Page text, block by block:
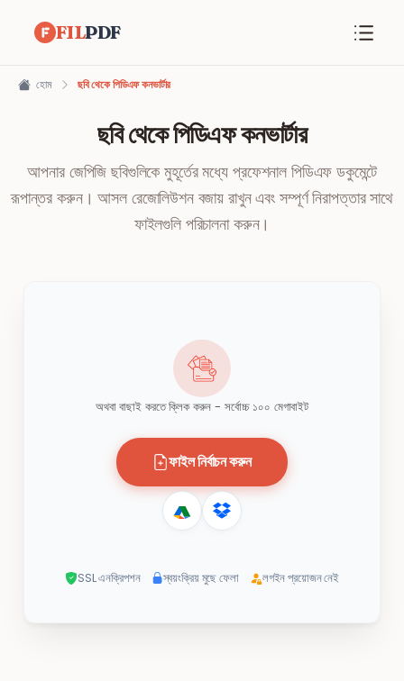
FILPDF
হোম ছবি থেকে পিডিএফ কনভার্টার
ছবি থেকে পিডিএফ কনভার্টার
আপনার জেপিজি ছবিগুলিকে মুহূর্তের মধ্যে প্রফেশনাল পিডিএফ ডকুমেন্টে
রূপান্তর করুন। আসল রেজোলিউশন বজায় রাখুন এবং সম্পূর্ণ নিরাপত্তার সাথে
ফাইলগুলি পরিচালনা করুন।
অথবা বাছাই করতে ক্লিক করুন - সর্বোচ্চ ১০০ মেগাবাইট
ফাইল নির্বাচন করুন
SSL এনক্রিপশন স্বয়ংক্রিয় মুছে ফেলা লগইন প্রয়োজন নেই